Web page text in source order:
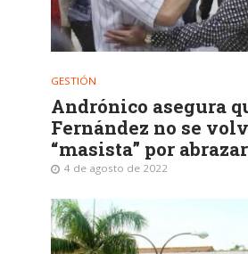
GESTIÓN
Andrónico asegura
Fernández no se
“masista” por
4 de agosto de 2022